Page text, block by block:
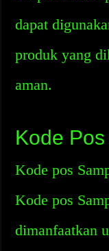
dapat
produk yang
aman.
Kode
Kode pos
Kode pos
dimanfaatkan